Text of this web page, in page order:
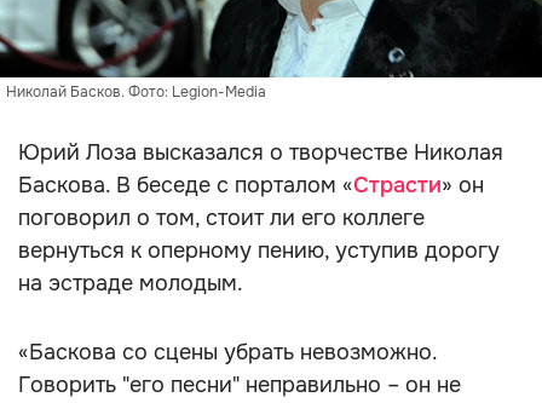
Николай Басков. Фото: Legion-Media
Юрий Лоза высказался о творчестве Николая
Баскова. В беседе с порталом «Страсти» он
поговорил о том, стоит ли его коллеге
вернуться к оперному пению, уступив дорогу
на эстраде молодым.
«Баскова со сцены убрать невозможно.
Говорить "его песни" неправильно – он не